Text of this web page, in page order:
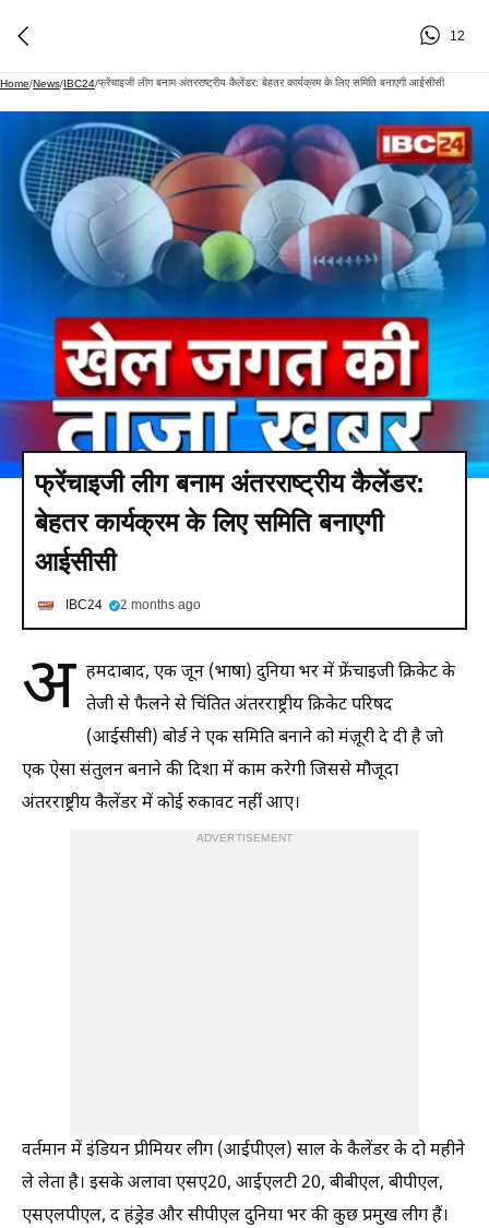
12
Home/News/IBC24/फ्रेंचाइजी लीग बनाम अंतरराष्ट्रीय कैलेंडर: बेहतर कार्यक्रम के लिए समिति बनाएगी आईसीसी
फ्रेंचाइजी लीग बनाम अंतरराष्ट्रीय कैलेंडर:
बेहतर कार्यक्रम के लिए समिति बनाएगी
आईसीसी
IBC24 2 months ago
अ हमदाबाद, एक जून (भाषा) दुनिया भर में फ्रेंचाइजी क्रिकेट के
तेजी से फैलने से चिंतित अंतरराष्ट्रीय क्रिकेट परिषद
(आईसीसी) बोर्ड ने एक समिति बनाने को मंज़ूरी दे दी है जो
एक ऐसा संतुलन बनाने की दिशा में काम करेगी जिससे मौजूदा
अंतरराष्ट्रीय कैलेंडर में कोई रुकावट नहीं आए।
ADVERTISEMENT
वर्तमान में इंडियन प्रीमियर लीग (आईपीएल) साल के कैलेंडर के दो महीने
ले लेता है। इसके अलावा एसए20, आईएलटी 20, बीबीएल, बीपीएल,
एसएलपीएल, द हंड्रेड और सीपीएल दुनिया भर की कुछ प्रमुख लीग हैं।